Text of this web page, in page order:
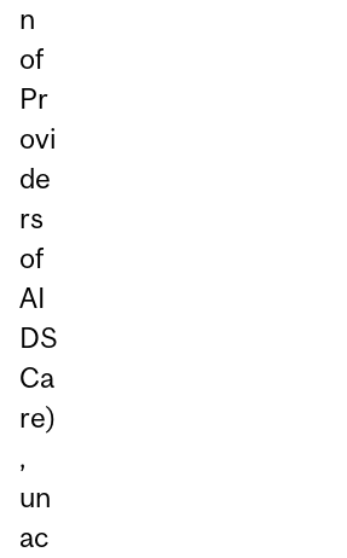
n
of
Pr
ovi
de
rs
of
AI
DS
Ca
re)
,
un
ac